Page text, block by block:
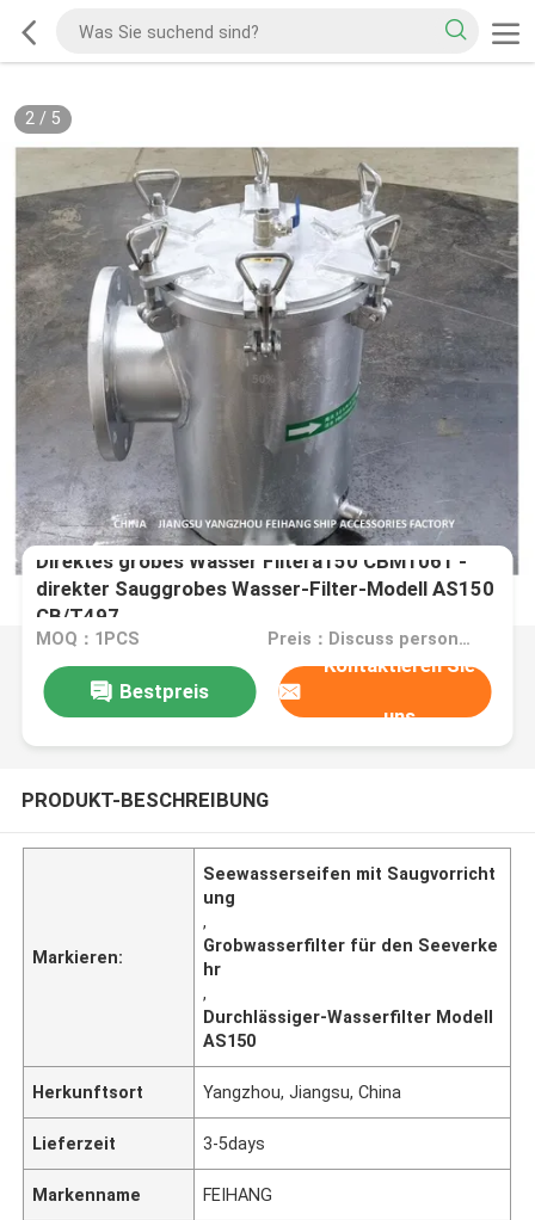
2/ 5
Direktes grobes Wasser Filtera150 CBM1061 -
direkter Sauggrobes Wasser-Filter-Modell AS150
CB/T497
MOQ：1PCS Preis：Discuss personally
Bestpreis
Kontaktieren Sie
uns
PRODUKT-BESCHREIBUNG
Markieren:
Seewasserseifen mit Saugvorricht
ung
,
Grobwasserfilter für den Seeverke
hr
,
Durchlässiger-Wasserfilter Modell
AS150
Herkunftsort Yangzhou, Jiangsu, China
Lieferzeit 3-5days
Markenname FEIHANG